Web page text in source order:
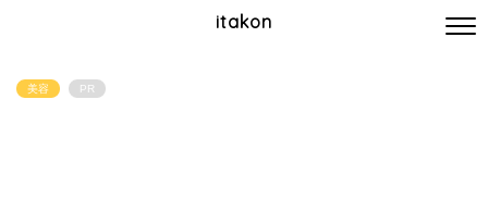
itakon
美容 PR